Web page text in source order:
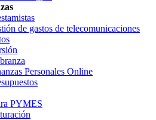
de gastos de telecomunicaciones
Personales Online
PYMES